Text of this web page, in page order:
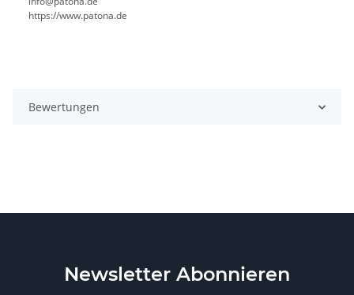
https://www.patona.de
Bewertungen
Newsletter Abonnieren